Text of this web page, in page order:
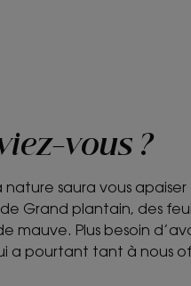
vous ?
saura vous
Grand plantain, des
mauve. Plus besoin
a pourtant tant à nous